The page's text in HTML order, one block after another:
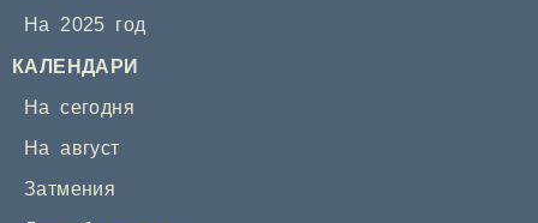
На 2025 год
КАЛЕНДАРИ
На сегодня
На август
Затмения